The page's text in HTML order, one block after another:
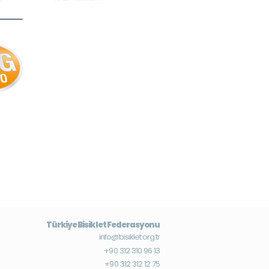
Türkiye Bisiklet Federasyonu
info@bisiklet.org.tr
+90 312 310 96 13
+90 312 312 12 75